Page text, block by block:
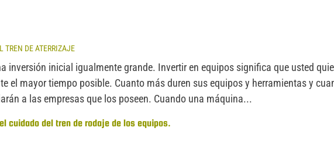
TREN DE ATERRIZAJE
inversión inicial igualmente grande. Invertir en equipos significa que usted
el mayor tiempo posible. Cuanto más duren sus equipos y herramientas y
a las empresas que los poseen. Cuando una máquina...
cuidado del tren de rodaje de los equipos.